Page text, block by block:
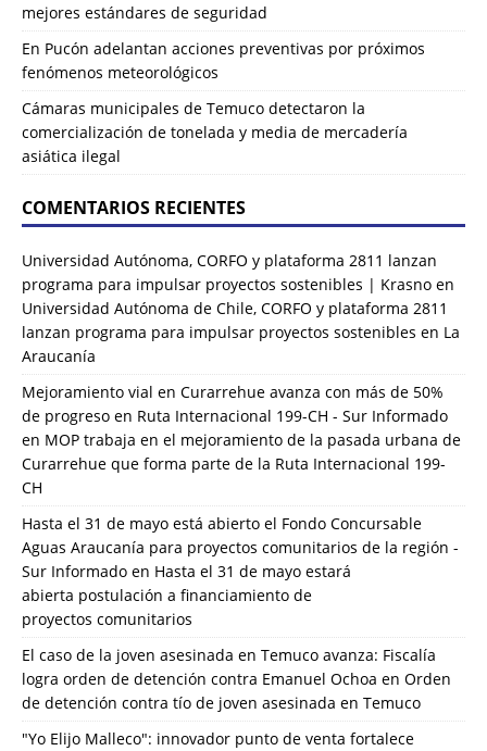
mejores estándares de seguridad
En Pucón adelantan acciones preventivas por próximos
fenómenos meteorológicos
Cámaras municipales de Temuco detectaron la
comercialización de tonelada y media de mercadería
asiática ilegal
COMENTARIOS RECIENTES
Universidad Autónoma, CORFO y plataforma 2811 lanzan
programa para impulsar proyectos sostenibles | Krasno en
Universidad Autónoma de Chile, CORFO y plataforma 2811
lanzan programa para impulsar proyectos sostenibles en La
Araucanía
Mejoramiento vial en Curarrehue avanza con más de 50%
de progreso en Ruta Internacional 199-CH - Sur Informado
en MOP trabaja en el mejoramiento de la pasada urbana de
Curarrehue que forma parte de la Ruta Internacional 199-
CH
Hasta el 31 de mayo está abierto el Fondo Concursable
Aguas Araucanía para proyectos comunitarios de la región -
Sur Informado en Hasta el 31 de mayo estará
abierta postulación a financiamiento de
proyectos comunitarios
El caso de la joven asesinada en Temuco avanza: Fiscalía
logra orden de detención contra Emanuel Ochoa en Orden
de detención contra tío de joven asesinada en Temuco
"Yo Elijo Malleco": innovador punto de venta fortalece